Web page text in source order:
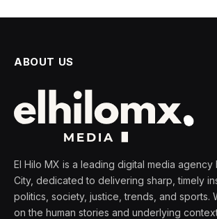
ABOUT US
El Hilo MX is a leading digital media
City, dedicated to delivering sharp, timely
politics, society, justice, trends, and sports.
on the human stories and underlying